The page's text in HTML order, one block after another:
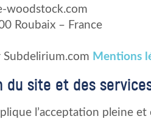
woodstock.com
Roubaix – France
Subdelirium.com Mentions
du site et des
l’acceptation pleine et